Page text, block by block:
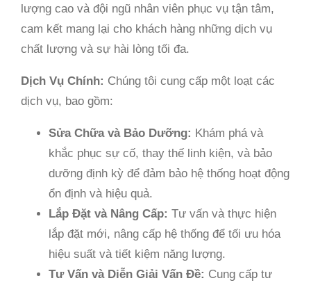
lượng cao và đội ngũ nhân viên phục vụ tận tâm,
cam kết mang lại cho khách hàng những dịch vụ
chất lượng và sự hài lòng tối đa.
Dịch Vụ Chính: Chúng tôi cung cấp một loạt các
dịch vụ, bao gồm:
Sửa Chữa và Bảo Dưỡng: Khám phá và
khắc phục sự cố, thay thế linh kiện, và bảo
dưỡng định kỳ để đảm bảo hệ thống hoạt động
ổn định và hiệu quả.
Lắp Đặt và Nâng Cấp: Tư vấn và thực hiện
lắp đặt mới, nâng cấp hệ thống để tối ưu hóa
hiệu suất và tiết kiệm năng lượng.
Tư Vấn và Diễn Giải Vấn Đề: Cung cấp tư